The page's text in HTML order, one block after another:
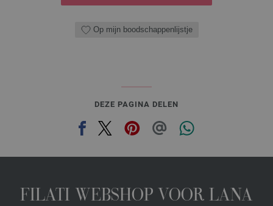
Op mijn boodschappenlijstje
DEZE PAGINA DELEN
FILATI WEBSHOP VOOR LANA